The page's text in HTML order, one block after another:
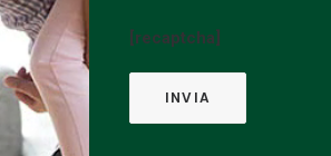
[recaptcha]